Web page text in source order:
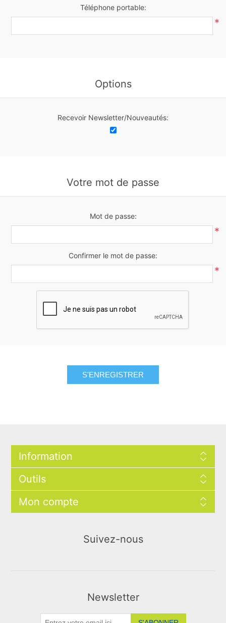
Téléphone portable:
*
Options
Recevoir Newsletter/Nouveautés:
Votre mot de passe
Mot de passe:
*
Confirmer le mot de passe:
*
S'ENREGISTRER
Information
Outils
Mon compte
Suivez-nous
Newsletter